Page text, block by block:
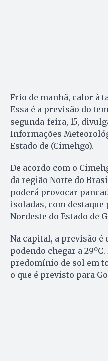
Frio de manhã, calor à
Essa é a previsão do
segunda-feira, 15,
Informações
Estado de (Cimehgo).
De acordo com o
da região Norte do
poderá provocar
isoladas, com destaque
Nordeste do Estado de
Na capital, a previsão é
podendo chegar a
predomínio de sol em
o que é previsto para